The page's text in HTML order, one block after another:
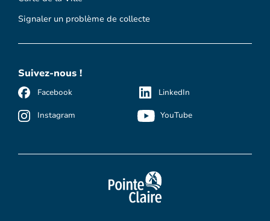
Signaler un problème de collecte
Suivez-nous !
Facebook
Instagram
LinkedIn
YouTube